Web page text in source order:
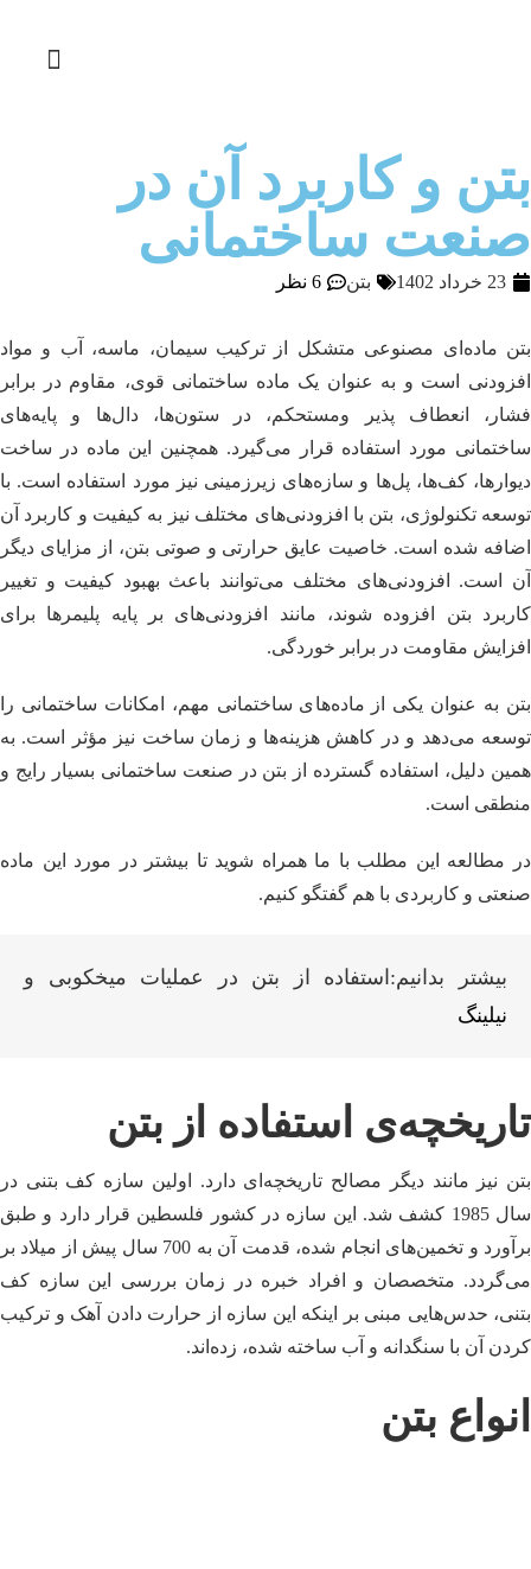
بتن و کاربرد آن در
صنعت ساختمانی
23 خرداد 1402 بتن 6 نظر
بتن ماده‌ای مصنوعی متشکل از ترکیب سیمان، ماسه، آب و مواد
افزودنی است و به عنوان یک ماده ساختمانی قوی، مقاوم در برابر
فشار، انعطاف پذیر ومستحکم، در ستون‌ها، دال‌ها و پایه‌های
ساختمانی مورد استفاده قرار می‌گیرد. همچنین این ماده در ساخت
دیوارها، کف‌ها، پل‌ها و سازه‌های زیرزمینی نیز مورد استفاده است. با
توسعه تکنولوژی، بتن با افزودنی‌های مختلف نیز به کیفیت و کاربرد آن
اضافه شده است. خاصیت عایق حرارتی و صوتی بتن، از مزایای دیگر
آن است. افزودنی‌های مختلف می‌توانند باعث بهبود کیفیت و تغییر
کاربرد بتن افزوده شوند، مانند افزودنی‌های بر پایه پلیمرها برای
افزایش مقاومت در برابر خوردگی.
بتن به عنوان یکی از ماده‌های ساختمانی مهم، امکانات ساختمانی را
توسعه می‌دهد و در کاهش هزینه‌ها و زمان ساخت نیز مؤثر است. به
همین دلیل، استفاده گسترده از بتن در صنعت ساختمانی بسیار رایج و
منطقی است.
در مطالعه این مطلب با ما همراه شوید تا بیشتر در مورد این ماده
صنعتی و کاربردی با هم گفتگو کنیم.
بیشتر بدانیم:استفاده از بتن در عملیات میخکوبی و
نیلینگ
تاریخچه‌ی استفاده از بتن
بتن نیز مانند دیگر مصالح تاریخچه‌ای دارد. اولین سازه‌ کف بتنی در
سال 1985 کشف شد. این سازه در کشور فلسطین قرار دارد و طبق
برآورد و تخمین‌های انجام شده، قدمت آن به 700 سال پیش از میلاد بر
می‌گردد. متخصصان و افراد خبره در زمان بررسی این سازه کف
بتنی، حدس‌هایی مبنی بر اینکه این سازه از حرارت دادن آهک و ترکیب
کردن آن با سنگدانه و آب ساخته شده، زده‌اند.
انواع بتن